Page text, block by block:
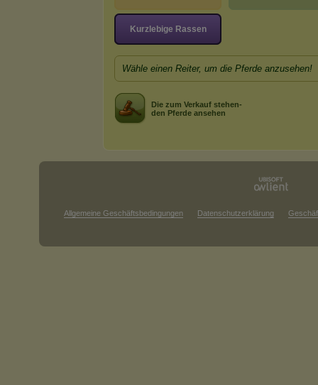
Kurzlebige Rassen
Wähle einen Reiter, um die Pferde anzusehen!
Die zum Verkauf stehen-
den Pferde ansehen
Allgemeine Geschäftsbedingungen Datenschutzerklärung